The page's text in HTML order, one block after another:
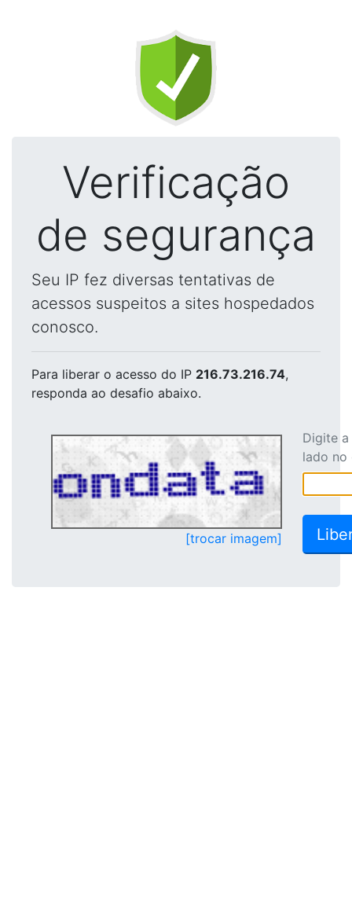
Verificação
de segurança
Seu IP fez diversas tentativas de
acessos suspeitos a sites hospedados
conosco.
Para liberar o acesso do IP 216.73.216.74,
responda ao desafio abaixo.
[trocar imagem]
Digite
lado no